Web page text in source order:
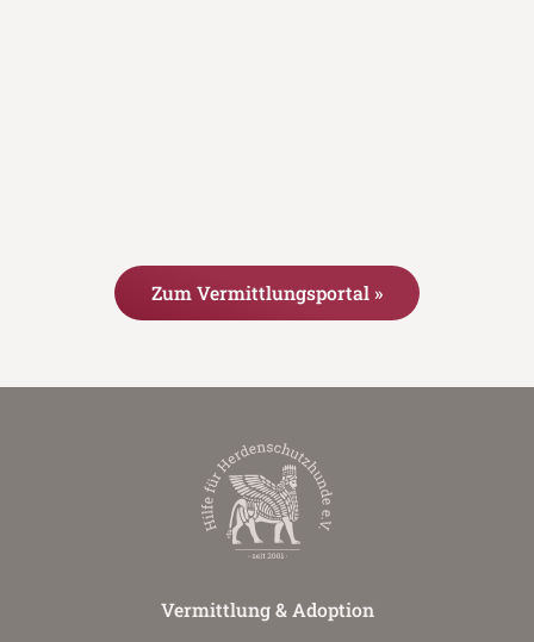
Zum Vermittlungsportal »
Vermittlung & Adoption